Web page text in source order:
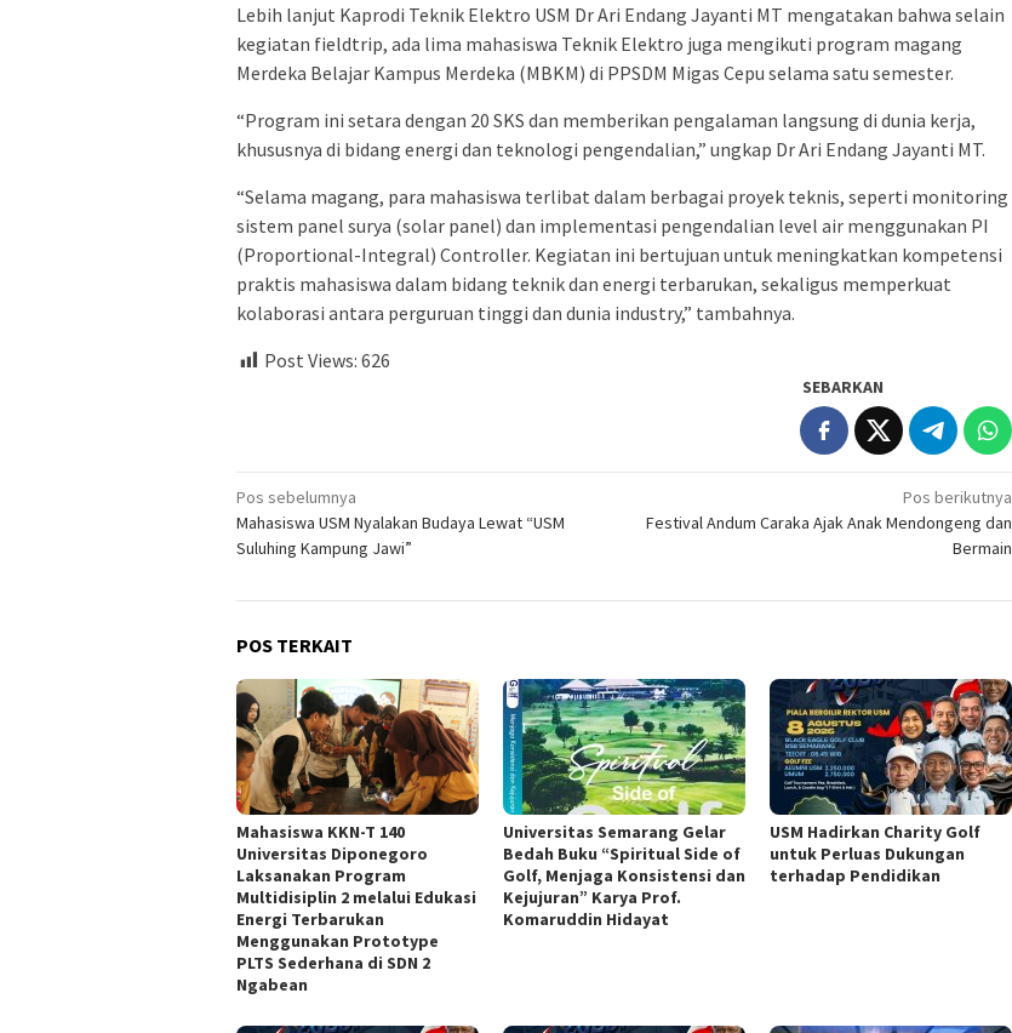
Lebih lanjut Kaprodi Teknik Elektro USM Dr Ari Endang Jayanti MT mengatakan bahwa selain
kegiatan fieldtrip, ada lima mahasiswa Teknik Elektro juga mengikuti program magang
Merdeka Belajar Kampus Merdeka (MBKM) di PPSDM Migas Cepu selama satu semester.
“Program ini setara dengan 20 SKS dan memberikan pengalaman langsung di dunia kerja,
khususnya di bidang energi dan teknologi pengendalian,” ungkap Dr Ari Endang Jayanti MT.
“Selama magang, para mahasiswa terlibat dalam berbagai proyek teknis, seperti monitoring
sistem panel surya (solar panel) dan implementasi pengendalian level air menggunakan PI
(Proportional-Integral) Controller. Kegiatan ini bertujuan untuk meningkatkan kompetensi
praktis mahasiswa dalam bidang teknik dan energi terbarukan, sekaligus memperkuat
kolaborasi antara perguruan tinggi dan dunia industry,” tambahnya.
Post Views: 626
SEBARKAN
Navigasi
pos
Pos sebelumnya
Mahasiswa USM Nyalakan Budaya Lewat “USM
Suluhing Kampung Jawi”
Pos berikutnya
Festival Andum Caraka Ajak Anak Mendongeng dan
Bermain
POS TERKAIT
Mahasiswa KKN-T 140
Universitas Diponegoro
Laksanakan Program
Multidisiplin 2 melalui Edukasi
Energi Terbarukan
Menggunakan Prototype
PLTS Sederhana di SDN 2
Ngabean
Universitas Semarang Gelar
Bedah Buku “Spiritual Side of
Golf, Menjaga Konsistensi dan
Kejujuran” Karya Prof.
Komaruddin Hidayat
USM Hadirkan Charity Golf
untuk Perluas Dukungan
terhadap Pendidikan